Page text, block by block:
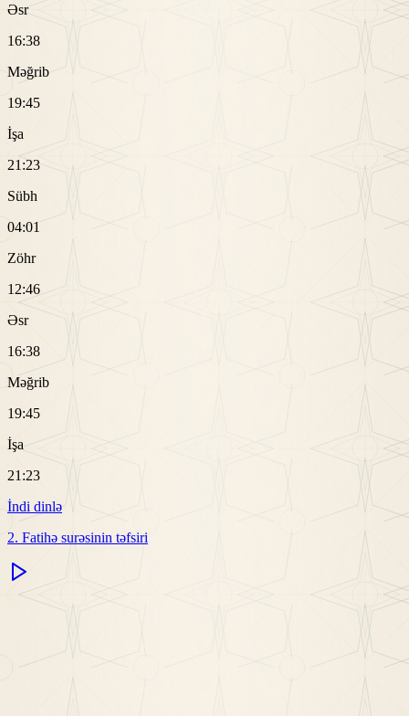
Əsr
16:38
Məğrib
19:45
İşa
21:23
Sübh
04:01
Zöhr
12:46
Əsr
16:38
Məğrib
19:45
İşa
21:23
İndi dinlə
2. Fatihə surəsinin təfsiri